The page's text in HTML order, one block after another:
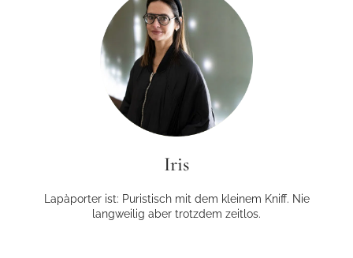
Iris
Lapàporter ist: Puristisch mit dem kleinem Kniff. Nie
langweilig aber trotzdem zeitlos.